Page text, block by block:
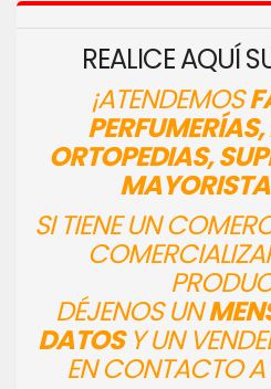
REALICE AQUÍ
¡ATENDEMOS
ORTOPEDIAS,
SI TIENE UN
DÉJENOS UN
DATOSY UN
EN CONTACTO A